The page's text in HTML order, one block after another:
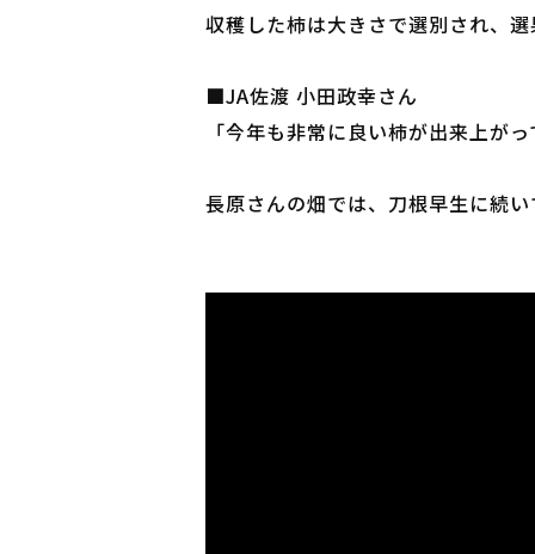
収穫した柿は大きさで選別され、
■JA佐渡 小田政幸さん
「今年も非常に良い柿が出来上が
長原さんの畑では、刀根早生に続